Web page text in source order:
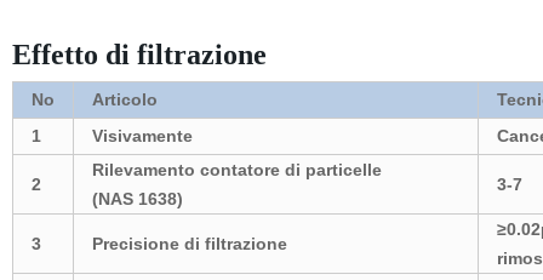
Effetto di filtrazione
No Articolo
1
Visivamente
2
Rilevamento contatore di particelle
(NAS 1638)
3-7
3 Precisione di filtrazione